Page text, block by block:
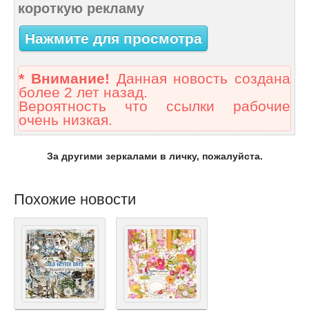
короткую рекламу
Нажмите для просмотра
* Внимание! Данная новость создана
более 2 лет назад.
Вероятность что ссылки рабочие
очень низкая.
За другими зеркалами в личку, пожалуйста.
Похожие новости